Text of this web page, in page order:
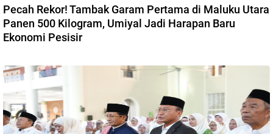
Pecah Rekor! Tambak Garam Pertama di Maluku Utara
Panen 500 Kilogram, Umiyal Jadi Harapan Baru
Ekonomi Pesisir